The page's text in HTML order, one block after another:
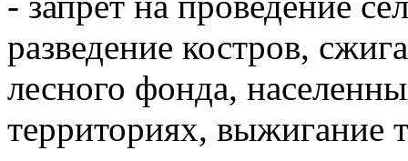
разведение костров,
лесного фонда,
территориях, выжигание